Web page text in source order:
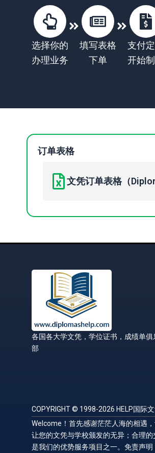
选择你的
办理业务
填写表格
下单
支付
开始
订单表格
文凭订单表格（
各国各大学文凭，学位证书，成绩单俱
部
COPYRIGHT © 1998-2026 HELP国际文
Welcome！首先感谢茫茫人海的相遇
让您的文凭与学校颁发的无异；合理
是我们的优势服务项目之一。免责声